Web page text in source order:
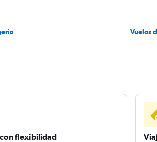
Vuelos
flexibilidad